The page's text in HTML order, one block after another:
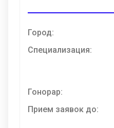
Город:
Специализация:
Гонорар:
Прием заявок до: